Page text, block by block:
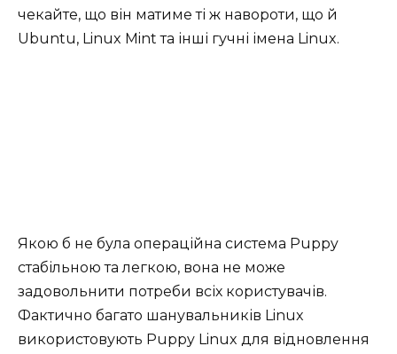
чекайте, що він матиме ті ж навороти, що й
Ubuntu, Linux Mint та інші гучні імена Linux.
Якою б не була операційна система Puppy
стабільною та легкою, вона не може
задовольнити потреби всіх користувачів.
Фактично багато шанувальників Linux
використовують Puppy Linux для відновлення